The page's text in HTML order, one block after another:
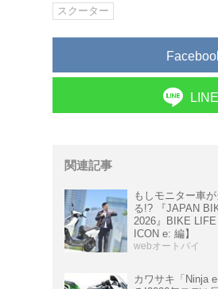
スクーター
LINE
関連記事
もしモニター車
る!? 『JAPAN
2026』BIKE
ICON e: 編】
webオートバイ
カワサキ「Ninja